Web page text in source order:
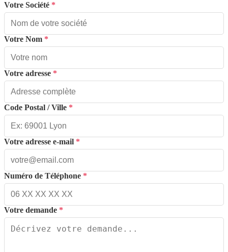
Votre Société *
Votre Nom *
Votre adresse *
Code Postal / Ville *
Votre adresse e-mail *
Numéro de Téléphone *
Votre demande *